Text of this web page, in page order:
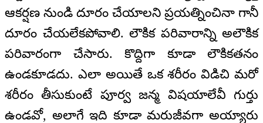
ఆకర్షణ నుండి దూరం చేయాలని ప్రయత్నించినా గానీ
దూరం చేయలేకపోవాలి. లౌకిక పరివారాన్ని అలౌకిక
పరివారంగా చేసారు. కొద్దిగా కూడా లౌకికతనం
ఉండకూడదు. ఎలా అయితే ఒక శరీరం విడిచి మరో
శరీరం తీసుకుంటే పూర్వ జన్మ విషయాలేవీ గుర్తు
ఉండవో, అలాగే ఇది కూడా మరుజీవగా అయ్యారు